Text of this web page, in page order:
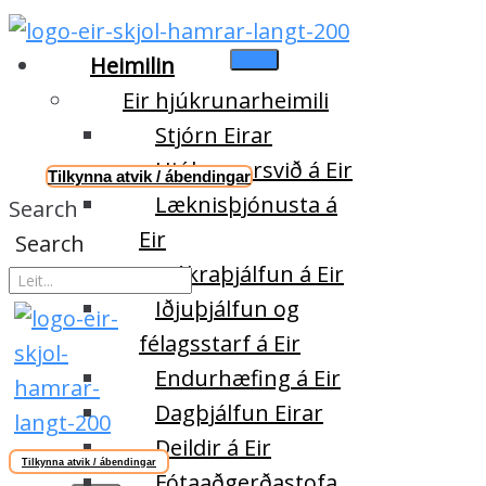
Heimilin
Eir hjúkrunarheimili
Stjórn Eirar
Hjúkrunarsvið á Eir
Læknisþjónusta á
Eir
Sjúkraþjálfun á Eir
Iðjuþjálfun og
félagsstarf á Eir
Endurhæfing á Eir
Dagþjálfun Eirar
Deildir á Eir
Tilkynna atvik / ábendingar
Search
Search
Tilkynna atvik / ábendingar